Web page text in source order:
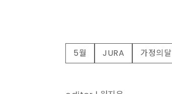
5월 JURA 가정의달